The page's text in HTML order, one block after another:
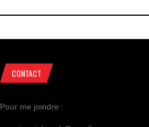
CONTACT
Pour me joindre :